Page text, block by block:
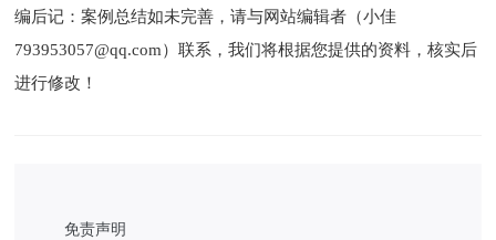
编后记：案例总结如未完善，请与网站编辑者（小佳
793953057@qq.com）联系，我们将根据您提供的资料，核实后
进行修改！
免责声明